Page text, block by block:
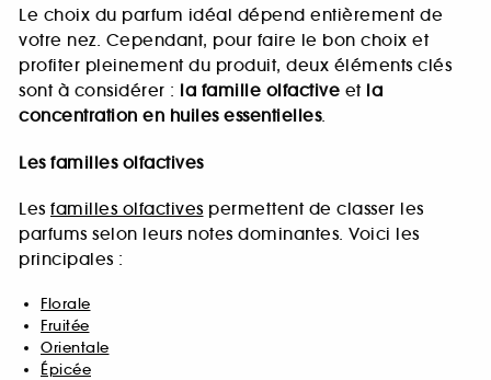
Le choix du parfum idéal dépend entièrement de
votre nez. Cependant, pour faire le bon choix et
profiter pleinement du produit, deux éléments clés
sont à considérer : la famille olfactive et la
concentration en huiles essentielles.
Les familles olfactives
Les familles olfactives permettent de classer les
parfums selon leurs notes dominantes. Voici les
principales :
Florale
Fruitée
Orientale
Épicée